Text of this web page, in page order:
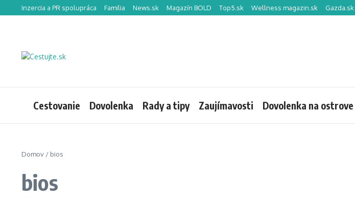
Preskočiť na obsah
Inzercia a PR spolupráca Familia News.sk Magazín BOLD Top5.sk Wellness magazin.sk Gazda.sk
Cestovanie Dovolenka Rady a tipy Zaujímavosti Dovolenka na ostrove
Domov / bios
bios